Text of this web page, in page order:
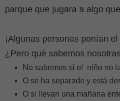
parque que jugara a algo
¡Algunas personas ponían
¿Pero qué sabemos
No sabemos si el
niño no
O se ha separado y está
O si llevan una mañana